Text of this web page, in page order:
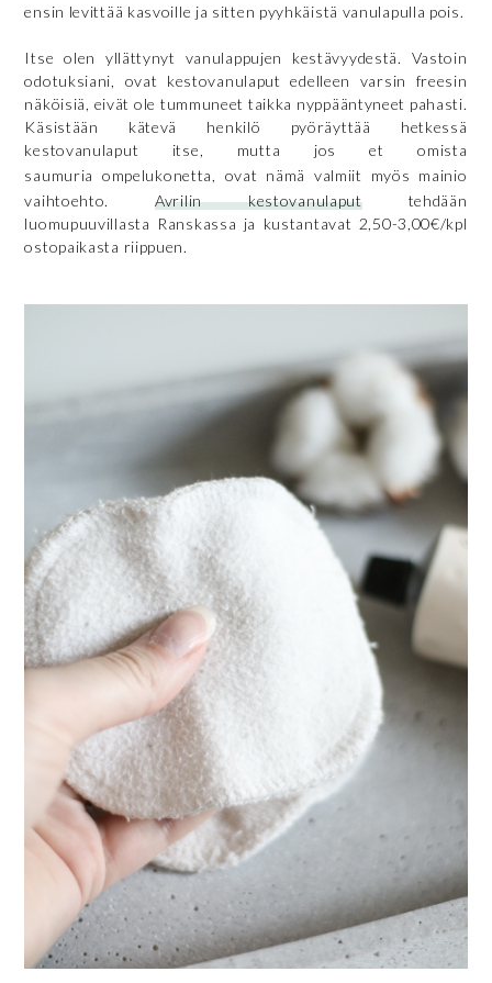
ensin levittää kasvoille ja sitten pyyhkäistä vanulapulla pois.
Itse olen yllättynyt vanulappujen kestävyydestä. Vastoin
odotuksiani, ovat kestovanulaput edelleen varsin freesin
näköisiä, eivät ole tummuneet taikka nyppääntyneet pahasti.
Käsistään kätevä henkilö pyöräyttää hetkessä
kestovanulaput itse, mutta jos et omista
saumuria ompelukonetta, ovat nämä valmiit myös mainio
vaihtoehto.Avrilin kestovanulaputtehdään
luomupuuvillasta Ranskassa ja kustantavat 2,50-3,00€/kpl
ostopaikasta riippuen.